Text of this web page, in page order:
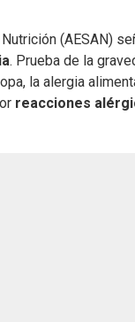
(AESAN)
. Prueba de la
la alergia
reacciones